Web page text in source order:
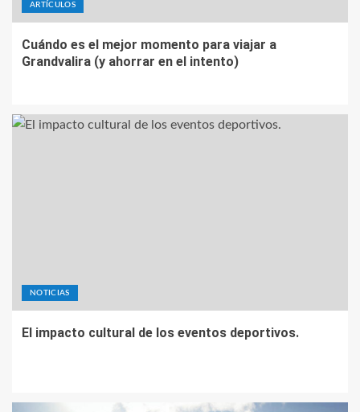
ARTÍCULOS
Cuándo es el mejor momento para viajar a
Grandvalira (y ahorrar en el intento)
NOTICIAS
El impacto cultural de los eventos deportivos.